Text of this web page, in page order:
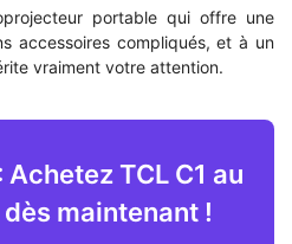
portable qui offre une
accessoires compliqués, et à un
vraiment votre attention.
TCL C1 au
maintenant !